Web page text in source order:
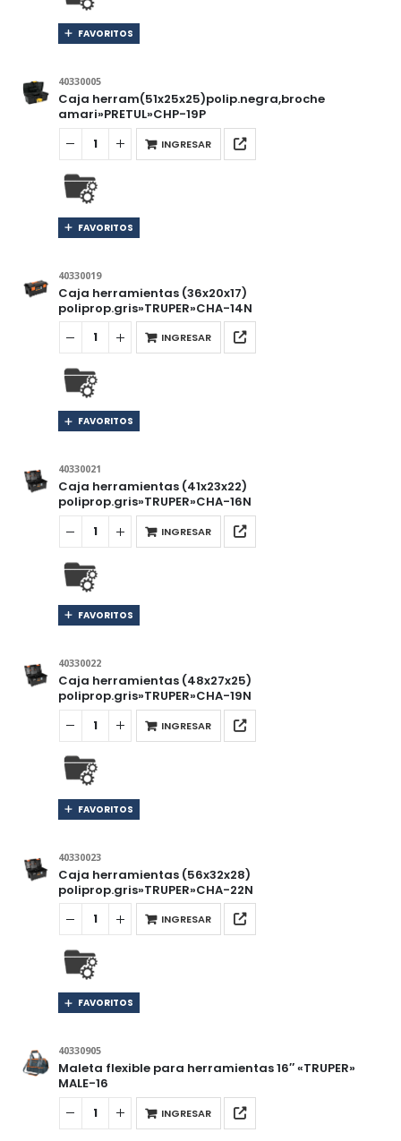
FAVORITOS
40330005
Caja herram(51x25x25)polip.negra,broche
amari»PRETUL»CHP-19P
INGRESAR
FAVORITOS
40330019
Caja herramientas (36x20x17)
poliprop.gris»TRUPER»CHA-14N
INGRESAR
FAVORITOS
40330021
Caja herramientas (41x23x22)
poliprop.gris»TRUPER»CHA-16N
INGRESAR
FAVORITOS
40330022
Caja herramientas (48x27x25)
poliprop.gris»TRUPER»CHA-19N
INGRESAR
FAVORITOS
40330023
Caja herramientas (56x32x28)
poliprop.gris»TRUPER»CHA-22N
INGRESAR
FAVORITOS
40330905
Maleta flexible para herramientas 16″ «TRUPER»
MALE-16
INGRESAR